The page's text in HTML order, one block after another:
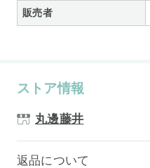
販売者
ストア情報
丸邊藤井
返品について